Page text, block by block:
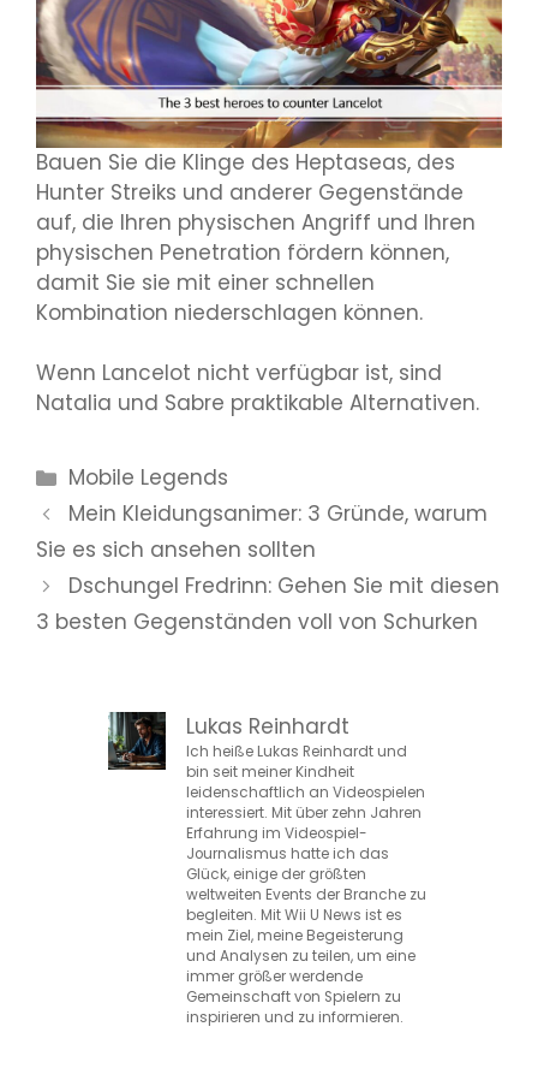
Bauen Sie die Klinge des Heptaseas, des
Hunter Streiks und anderer Gegenstände
auf, die Ihren physischen Angriff und Ihren
physischen Penetration fördern können,
damit Sie sie mit einer schnellen
Kombination niederschlagen können.
Wenn Lancelot nicht verfügbar ist, sind
Natalia und Sabre praktikable Alternativen.
Kategorien
Mobile Legends
Mein Kleidungsanimer: 3 Gründe, warum
Sie es sich ansehen sollten
Dschungel Fredrinn: Gehen Sie mit diesen
3 besten Gegenständen voll von Schurken
Lukas Reinhardt
Ich heiße Lukas Reinhardt und
bin seit meiner Kindheit
leidenschaftlich an Videospielen
interessiert. Mit über zehn Jahren
Erfahrung im Videospiel-
Journalismus hatte ich das
Glück, einige der größten
weltweiten Events der Branche zu
begleiten. Mit Wii U News ist es
mein Ziel, meine Begeisterung
und Analysen zu teilen, um eine
immer größer werdende
Gemeinschaft von Spielern zu
inspirieren und zu informieren.